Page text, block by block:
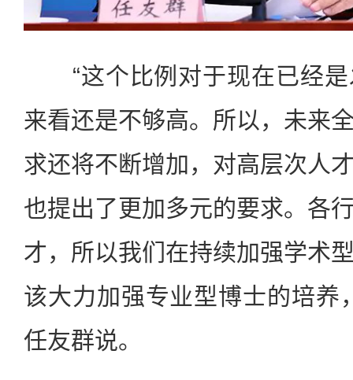
“这个比例对于现在已经是
来看还是不够高。所以，未来
求还将不断增加，对高层次人
也提出了更加多元的要求。各
才，所以我们在持续加强学术
该大力加强专业型博士的培养
任友群说。